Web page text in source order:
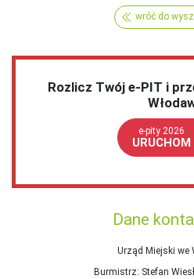
wróć do
Rozlicz Twój e-PIT i
e-pity 2026
URUCHOM
Dane
Urząd Miejski we
Burmistrz: Stefan